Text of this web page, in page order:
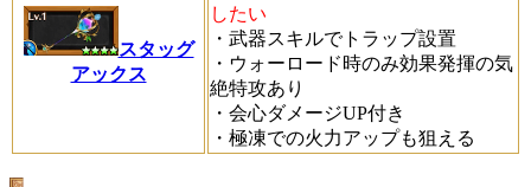
スタッグ
アックス
したい
・武器スキルでトラップ設置
・ウォーロード時のみ効果発揮の気
絶特攻あり
・会心ダメージUP付き
・極凍での火力アップも狙える